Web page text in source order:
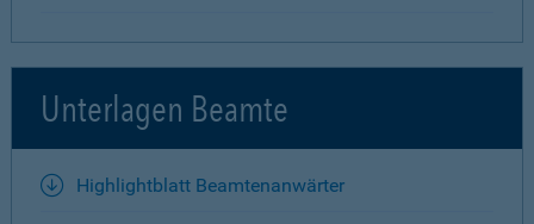
Unterlagen Beamte
Highlightblatt Beamtenanwärter